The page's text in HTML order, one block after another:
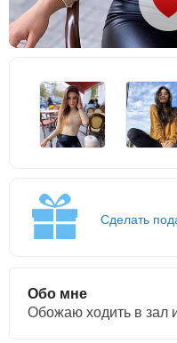
Сделать
Обо мне
Обожаю ходить в зал